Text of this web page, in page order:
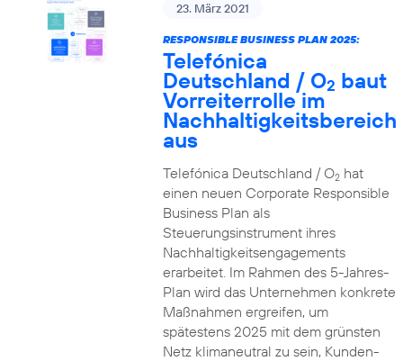
23. März 2021
RESPONSIBLE BUSINESS PLAN 2025:
Telefónica
Deutschland / O2 baut
Vorreiterrolle im
Nachhaltigkeitsbereich
aus
Telefónica Deutschland / O2hat
einen neuen Corporate Responsible
Business Plan als
Steuerungsinstrument ihres
Nachhaltigkeitsengagements
erarbeitet. Im Rahmen des 5-Jahres-
Plan wird das Unternehmen konkrete
Maßnahmen ergreifen, um
spätestens 2025 mit dem grünsten
Netz klimaneutral zu sein, Kunden-